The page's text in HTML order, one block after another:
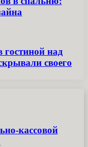
гостиной над
своего
кассовой